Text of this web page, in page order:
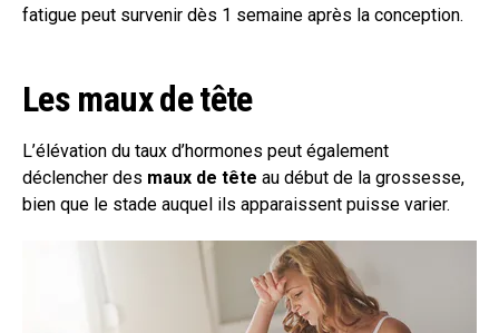
fatigue peut survenir dès 1 semaine après la conception.
Les maux de tête
L’élévation du taux d’hormones peut également
déclencher des maux de tête au début de la grossesse,
bien que le stade auquel ils apparaissent puisse varier.